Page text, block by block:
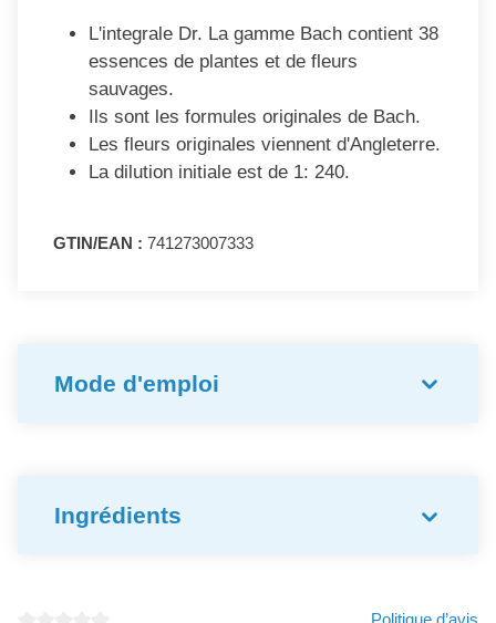
L'integrale Dr. La gamme Bach contient 38
essences de plantes et de fleurs
sauvages.
Ils sont les formules originales de Bach.
Les fleurs originales viennent d'Angleterre.
La dilution initiale est de 1: 240.
GTIN/EAN : 741273007333
Mode d'emploi
Ingrédients